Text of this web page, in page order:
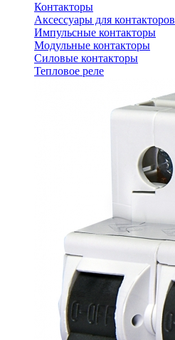
Контакторы
Аксессуары для контакторов
Импульсные контакторы
Модульные контакторы
Силовые контакторы
Тепловое реле